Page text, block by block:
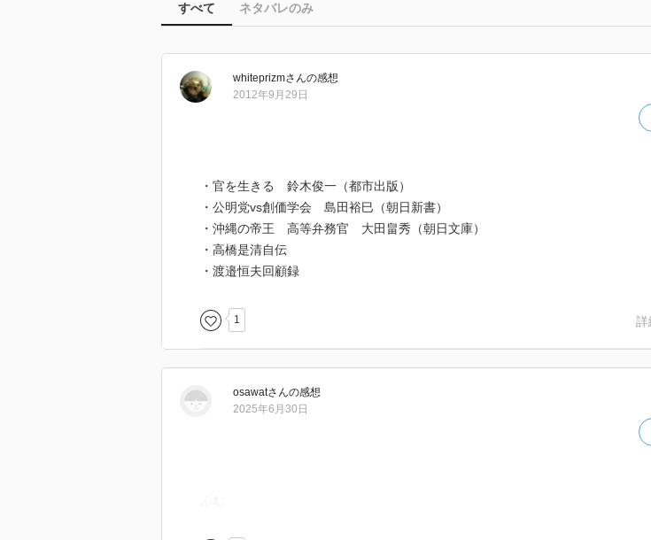
すべて ネタバレのみ
whiteprizmさんの感想
2012年9月29日
・官を生きる 鈴木俊一（都市出版）
・公明党vs創価学会 島田裕巳（朝日新書）
・沖縄の帝王 高等弁務官 大田畠秀（朝日文庫）
・高橋是清自伝
・渡邉恒夫回顧録
1 詳
osawatさんの感想
2025年6月30日